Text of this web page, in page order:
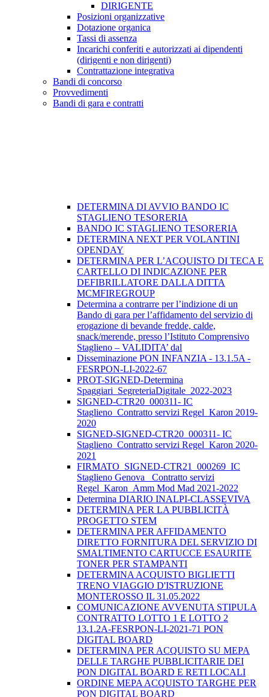
DIRIGENTE
Posizioni organizzative
Dotazione organica
Tassi di assenza
Incarichi conferiti e autorizzati ai dipendenti
(dirigenti e non dirigenti)
Contrattazione integrativa
Bandi di concorso
Provvedimenti
Bandi di gara e contratti
DETERMINA DI AVVIO BANDO IC
STAGLIENO TESORERIA
BANDO IC STAGLIENO TESORERIA
DETERMINA NEXT PER VOLANTINI
OPENDAY
DETERMINA PER L’ACQUISTO DI TECA E
CARTELLO DI INDICAZIONE PER
DEFIBRILLATORE DALLA DITTA
MCMFIREGROUP
Determina a contrarre per l’indizione di un
Bando di gara per l’affidamento del servizio di
erogazione di bevande fredde, calde,
snack/merende, presso l’Istituto Comprensivo
Staglieno – VALIDITA’ dal
Disseminazione PON INFANZIA - 13.1.5A -
FESRPON-LI-2022-67
PROT-SIGNED-Determina
Spaggiari_SegreteriaDigitale_2022-2023
SIGNED-CTR20_000311- IC
Staglieno_Contratto servizi Regel_Karon 2019-
2020
SIGNED-SIGNED-CTR20_000311- IC
Staglieno_Contratto servizi Regel_Karon 2020-
2021
FIRMATO_SIGNED-CTR21_000269_IC
Staglieno Genova_ Contratto servizi
Regel_Karon_Amm Mod Mad 2021-2022
Determina DIARIO INALPI-CLASSEVIVA
DETERMINA PER LA PUBBLICITÀ
PROGETTO STEM
DETERMINA PER AFFIDAMENTO
DIRETTO FORNITURA DEL SERVIZIO DI
SMALTIMENTO CARTUCCE ESAURITE
TONER PER STAMPANTI
DETERMINA ACQUISTO BIGLIETTI
TRENO VIAGGIO D'ISTRUZIONE
MONTEROSSO IL 31.05.2022
COMUNICAZIONE AVVENUTA STIPULA
CONTRATTO LOTTO 1 E LOTTO 2
13.1.2A-FESRPON-LI-2021-71 PON
DIGITAL BOARD
DETERMINA PER ACQUISTO SU MEPA
DELLE TARGHE PUBBLICITARIE DEI
PON DIGITAL BOARD E RETI LOCALI
ORDINE MEPA ACQUISTO TARGHE PER
PON DIGITAL BOARD